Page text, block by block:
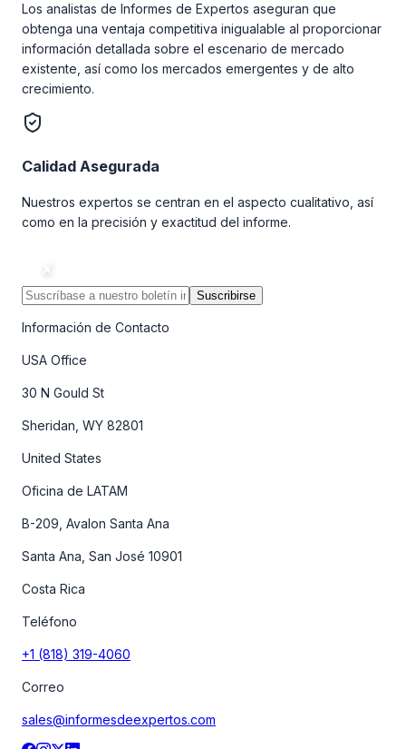
Los analistas de Informes de Expertos aseguran que
obtenga una ventaja competitiva inigualable al proporcionar
información detallada sobre el escenario de mercado
existente, así como los mercados emergentes y de alto
crecimiento.
Calidad Asegurada
Nuestros expertos se centran en el aspecto cualitativo, así
como en la precisión y exactitud del informe.
Suscribirse
Información de Contacto
USA Office
30 N Gould St
Sheridan, WY 82801
United States
Oficina de LATAM
B-209, Avalon Santa Ana
Santa Ana, San José 10901
Costa Rica
Teléfono
+1 (818) 319-4060
Correo
sales@informesdeexpertos.com